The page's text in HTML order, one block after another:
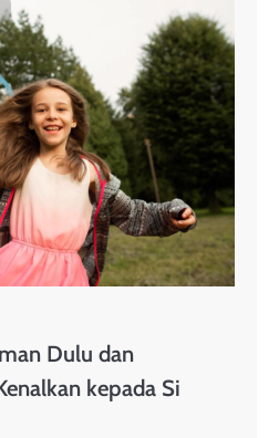
Dulu dan
kepada Si